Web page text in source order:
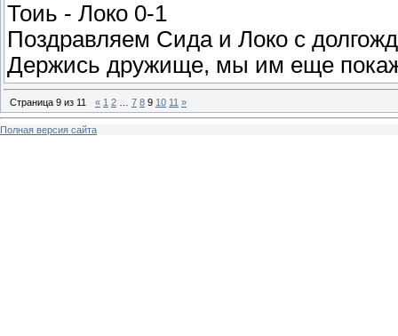
Тоиь - Локо 0-1
Поздравляем Сида и Локо с
Держись дружище, мы им еще
Страница 9 из 11 « 1 2 7 8 9 10 11 »
Полная версия сайта